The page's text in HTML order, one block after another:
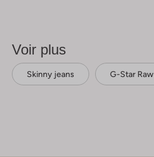
Voir plus
Skinny jeans G-Star Raw